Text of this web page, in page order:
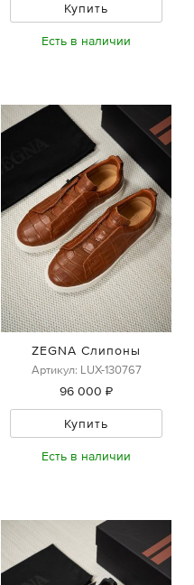
Купить
Есть в наличии
ZEGNA Слипоны
Артикул: LUX-130767
96 000 ₽
Купить
Есть в наличии